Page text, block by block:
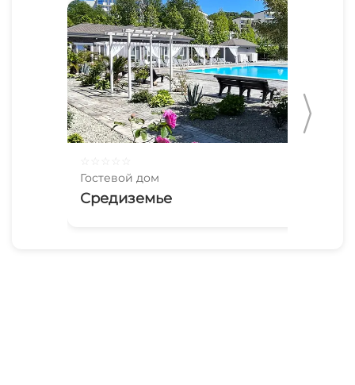
Гостевой дом
Средиземье